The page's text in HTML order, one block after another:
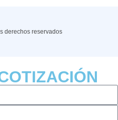
derechos reservados